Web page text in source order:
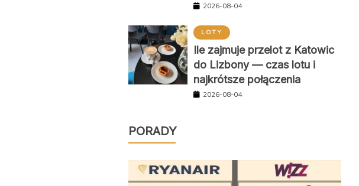
2026-08-04
LOTY
Ile zajmuje przelot z Katowic
do Lizbony — czas lotu i
najkrótsze połączenia
2026-08-04
PORADY